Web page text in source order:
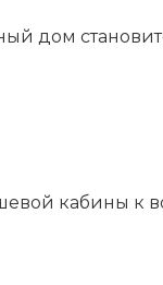
дом
кабины к